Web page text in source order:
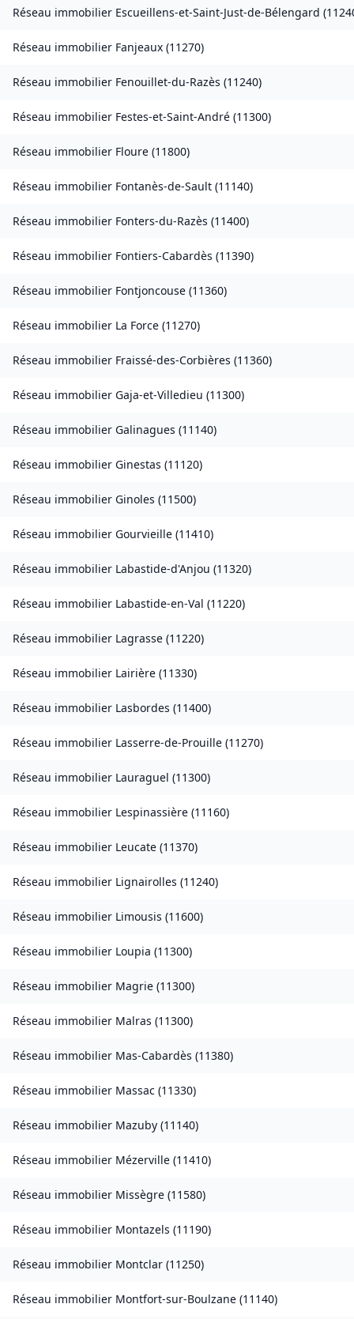
Réseau immobilier Escueillens-et-Saint-Just-de-Bélengard (
Réseau immobilier Fanjeaux (11270)
Réseau immobilier Fenouillet-du-Razès (11240)
Réseau immobilier Festes-et-Saint-André (11300)
Réseau immobilier Floure (11800)
Réseau immobilier Fontanès-de-Sault (11140)
Réseau immobilier Fonters-du-Razès (11400)
Réseau immobilier Fontiers-Cabardès (11390)
Réseau immobilier Fontjoncouse (11360)
Réseau immobilier La Force (11270)
Réseau immobilier Fraissé-des-Corbières (11360)
Réseau immobilier Gaja-et-Villedieu (11300)
Réseau immobilier Galinagues (11140)
Réseau immobilier Ginestas (11120)
Réseau immobilier Ginoles (11500)
Réseau immobilier Gourvieille (11410)
Réseau immobilier Labastide-d'Anjou (11320)
Réseau immobilier Labastide-en-Val (11220)
Réseau immobilier Lagrasse (11220)
Réseau immobilier Lairière (11330)
Réseau immobilier Lasbordes (11400)
Réseau immobilier Lasserre-de-Prouille (11270)
Réseau immobilier Lauraguel (11300)
Réseau immobilier Lespinassière (11160)
Réseau immobilier Leucate (11370)
Réseau immobilier Lignairolles (11240)
Réseau immobilier Limousis (11600)
Réseau immobilier Loupia (11300)
Réseau immobilier Magrie (11300)
Réseau immobilier Malras (11300)
Réseau immobilier Mas-Cabardès (11380)
Réseau immobilier Massac (11330)
Réseau immobilier Mazuby (11140)
Réseau immobilier Mézerville (11410)
Réseau immobilier Missègre (11580)
Réseau immobilier Montazels (11190)
Réseau immobilier Montclar (11250)
Réseau immobilier Montfort-sur-Boulzane (11140)